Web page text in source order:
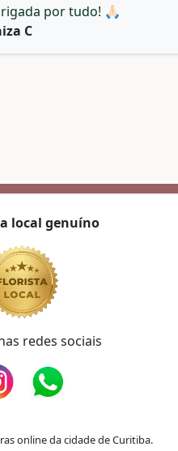
por tudo! 🙏🏻
C
local genuíno
redes sociais
online da cidade de Curitiba.